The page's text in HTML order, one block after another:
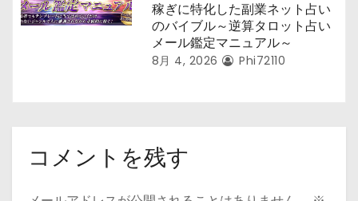
稼ぎに特化した副業ネット占い
のバイブル～逆算タロット占い
メール鑑定マニュアル～
8月 4, 2026 Phi72110
コメントを残す